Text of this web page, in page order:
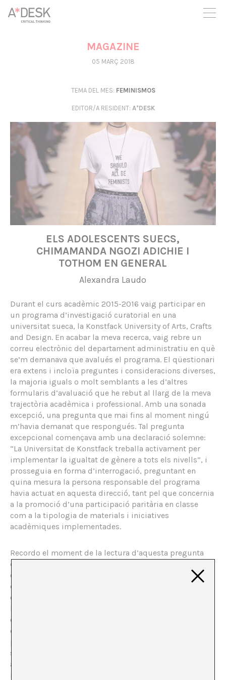
seguim necessitant-te per a poder seguir endavant. Ara pots
participar del projecte i recolzar-lo.
MAGAZINE
05 MARÇ 2018
TEMA DEL MES: FEMINISMOS
EDITOR/A RESIDENT: A*DESK
ELS ADOLESCENTS SUECS,
CHIMAMANDA NGOZI ADICHIE I
TOTHOM EN GENERAL
Alexandra Laudo
Durant el curs acadèmic 2015-2016 vaig participar en
un programa d’investigació curatorial en una
universitat sueca, la Konstfack University of Arts, Crafts
and Design. En acabar la meva recerca, vaig rebre un
correu electrònic del departament administratiu en què
se’m demanava que avalués el programa. El qüestionari
era extens i incloïa preguntes i consideracions diverses,
la majoria iguals o molt semblants a les d’altres
formularis d’avaluació que he rebut al llarg de la meva
trajectòria acadèmica i professional. Amb una sonada
excepció, una pregunta que mai fins al moment ningú
m’havia demanat que respongués. Tal pregunta
excepcional començava amb una declaració solemne:
“La Universitat de Konstfack treballa activament per
implementar la igualtat de gènere a tots els nivells”, i
prosseguia en forma d’interrogació, preguntant en
quina mesura la persona responsable del programa
havia actuat en aquesta direcció, tant pel que concernia
a la promoció d’una participació paritària en classe
com a la tipologia de materials i iniciatives
acadèmiques implementades.
Recordo el moment de la lectura d’aquesta pregunta
com un episodi epifànic, d’aquells en els quals alguna
cosa en la que mai has reparat se’t revela de sobte com
essencial i imprescindible. La revelació, en aquest cas,
era que aquella era en efecte una qüestió cabdal sobre
la qual qualsevol entitat que volgués avaluar la
competència, efectivitat i qualitat d’un programa
educatiu hauria de preguntar; revelació que va donar
pas, gairebé immediatament, a un sentiment de
sorpresa i indignació, tant amb el món en general com
amb la meva persona en concret. Per què cap de les
institucions acadèmiques o professionals per les quals